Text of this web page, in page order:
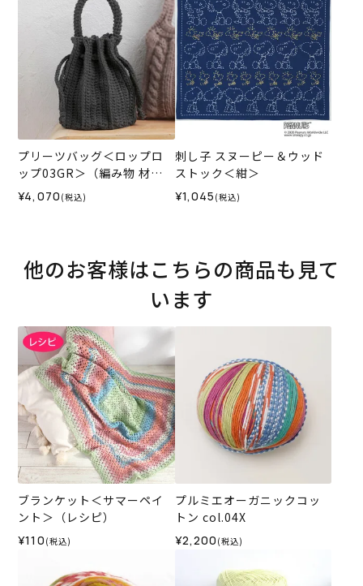
プリーツバッグ＜ロップロ
ップ03GR＞（編み物 材料
セット）
¥4,070 (税込)
刺し子 スヌーピー＆ウッド
ストック＜紺＞
¥1,045 (税込)
他のお客様はこちらの商品も見て
います
ブランケット＜サマーペイ
ント＞（レシピ）
¥110 (税込)
プルミエオーガニックコッ
トン col.04X
¥2,200 (税込)